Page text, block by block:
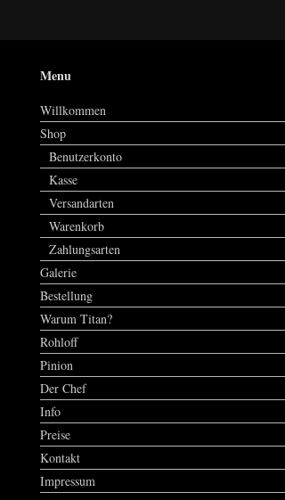
Menu
Willkommen
Shop
Benutzerkonto
Kasse
Versandarten
Warenkorb
Zahlungsarten
Galerie
Bestellung
Warum Titan?
Rohloff
Pinion
Der Chef
Info
Preise
Kontakt
Impressum